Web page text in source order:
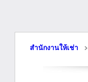
สำนักงานให้เช่า